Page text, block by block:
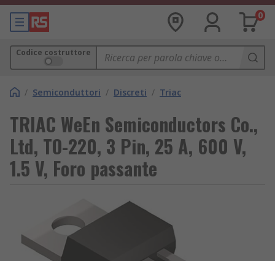
0
Codice costruttore
/ Semiconduttori / Discreti / Triac
TRIAC WeEn Semiconductors Co.,
Ltd, TO-220, 3 Pin, 25 A, 600 V,
1.5 V, Foro passante